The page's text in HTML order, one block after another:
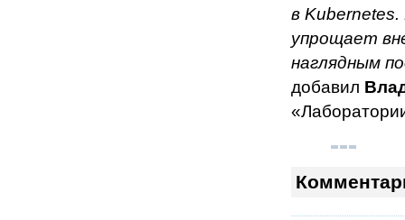
в
упрощает
наглядным
добавил